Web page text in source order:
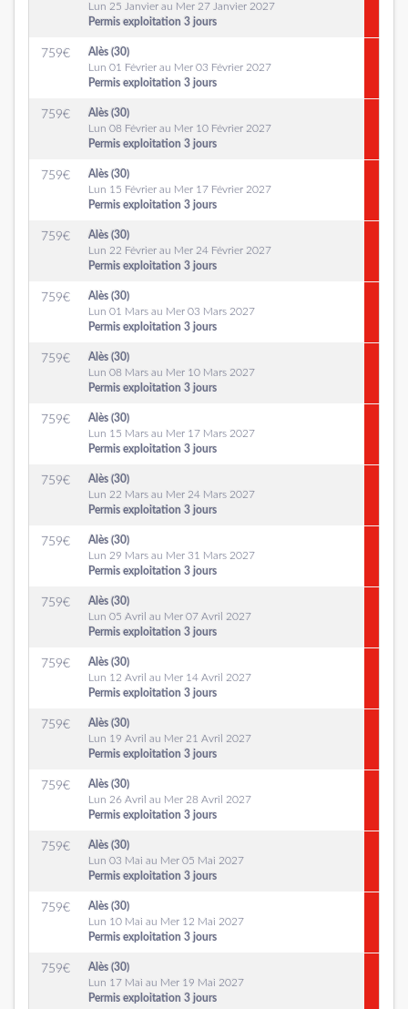
Lun 25 Janvier au Mer 27 Janvier 2027
Permis exploitation 3 jours
759€
Alès (30)
Lun 01 Février au Mer 03 Février 2027
Permis exploitation 3 jours
759€
Alès (30)
Lun 08 Février au Mer 10 Février 2027
Permis exploitation 3 jours
759€
Alès (30)
Lun 15 Février au Mer 17 Février 2027
Permis exploitation 3 jours
759€
Alès (30)
Lun 22 Février au Mer 24 Février 2027
Permis exploitation 3 jours
759€
Alès (30)
Lun 01 Mars au Mer 03 Mars 2027
Permis exploitation 3 jours
759€
Alès (30)
Lun 08 Mars au Mer 10 Mars 2027
Permis exploitation 3 jours
759€
Alès (30)
Lun 15 Mars au Mer 17 Mars 2027
Permis exploitation 3 jours
759€
Alès (30)
Lun 22 Mars au Mer 24 Mars 2027
Permis exploitation 3 jours
759€
Alès (30)
Lun 29 Mars au Mer 31 Mars 2027
Permis exploitation 3 jours
759€
Alès (30)
Lun 05 Avril au Mer 07 Avril 2027
Permis exploitation 3 jours
759€
Alès (30)
Lun 12 Avril au Mer 14 Avril 2027
Permis exploitation 3 jours
759€
Alès (30)
Lun 19 Avril au Mer 21 Avril 2027
Permis exploitation 3 jours
759€
Alès (30)
Lun 26 Avril au Mer 28 Avril 2027
Permis exploitation 3 jours
759€
Alès (30)
Lun 03 Mai au Mer 05 Mai 2027
Permis exploitation 3 jours
759€
Alès (30)
Lun 10 Mai au Mer 12 Mai 2027
Permis exploitation 3 jours
759€
Alès (30)
Lun 17 Mai au Mer 19 Mai 2027
Permis exploitation 3 jours